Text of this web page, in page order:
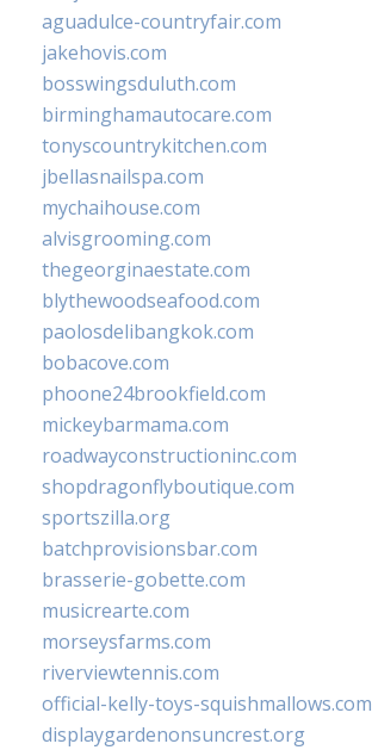
aguadulce-countryfair.com
jakehovis.com
bosswingsduluth.com
birminghamautocare.com
tonyscountrykitchen.com
jbellasnailspa.com
mychaihouse.com
alvisgrooming.com
thegeorginaestate.com
blythewoodseafood.com
paolosdelibangkok.com
bobacove.com
phoone24brookfield.com
mickeybarmama.com
roadwayconstructioninc.com
shopdragonflyboutique.com
sportszilla.org
batchprovisionsbar.com
brasserie-gobette.com
musicrearte.com
morseysfarms.com
riverviewtennis.com
official-kelly-toys-squishmallows.com
displaygardenonsuncrest.org